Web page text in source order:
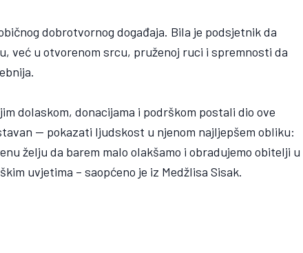
dobrotvornog događaja. Bila je podsjetnik da
već u otvorenom srcu, pruženoj ruci i spremnosti da
dolaskom, donacijama i podrškom postali dio ove
— pokazati ljudskost u njenom najljepšem obliku:
želju da barem malo olakšamo i obradujemo obitelji u
uvjetima – saopćeno je iz Medžlisa Sisak.